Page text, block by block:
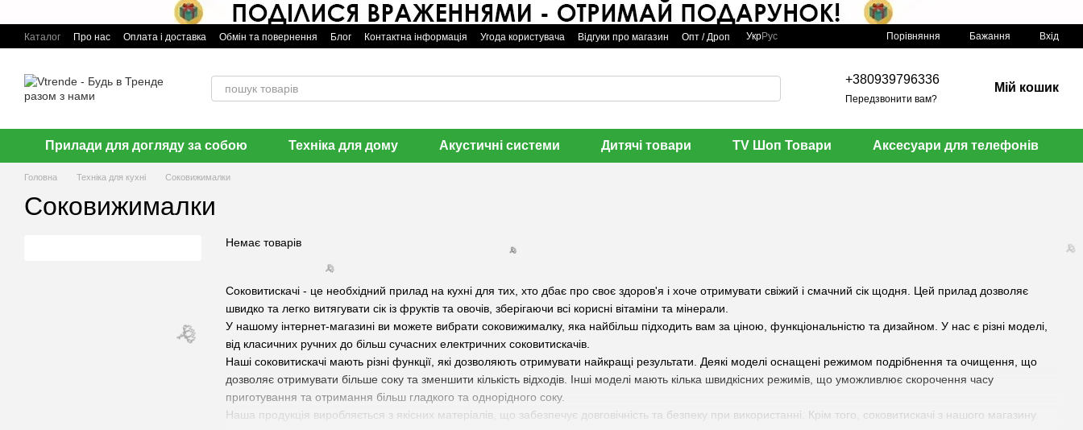
Перейти до основного контенту
Каталог Про нас Оплата і доставка Обмін та повернення Блог Контактна інформація Угода користувача Відгуки про магазин Опт / Дроп УкрРус Порівняння Бажання Вхід
+380939796336
Передзвонити вам?
Мій кошик
Прилади для догляду за собою Техніка для дому Акустичні системи Дитячі товари TV Шоп Товари Аксесуари для телефонів
Головна Техніка для кухні Соковижималки
Соковижималки
Соковитискачі - це необхідний прилад на кухні для тих, хто дбає про своє здоров'я і хоче отримувати свіжий і смачний сік щодня. Цей прилад дозволяє
швидко та легко витягувати сік із фруктів та овочів, зберігаючи всі корисні вітаміни та мінерали.
У нашому інтернет-магазині ви можете вибрати соковижималку, яка найбільш підходить вам за ціною, функціональністю та дизайном. У нас є різні моделі,
від класичних ручних до більш сучасних електричних соковитискачів.
Наші соковитискачі мають різні функції, які дозволяють отримувати найкращі результати. Деякі моделі оснащені режимом подрібнення та очищення, що
дозволяє отримувати більше соку та зменшити кількість відходів. Інші моделі мають кілька швидкісних режимів, що уможливлює скорочення часу
приготування та отримання більш гладкого та однорідного соку.
Наша продукція виробляється з якісних матеріалів, що забезпечує довговічність та безпеку при використанні. Крім того, соковитискачі з нашого магазину
Немає товарів
🌹
🌹
🌹